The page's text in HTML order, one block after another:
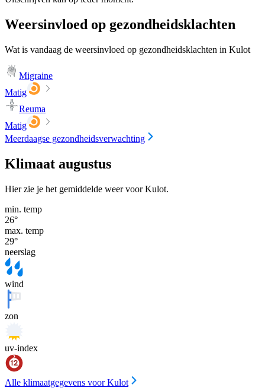
Weersinvloed op gezondheidsklachten
Wat is vandaag de weersinvloed op gezondheidsklachten in Kulot
Migraine
Matig
Reuma
Matig
Meerdaagse gezondheidsverwachting
Klimaat augustus
Hier zie je het gemiddelde weer voor Kulot.
min. temp
26°
max. temp
29°
neerslag
wind
zon
uv-index
Alle klimaatgegevens voor Kulot